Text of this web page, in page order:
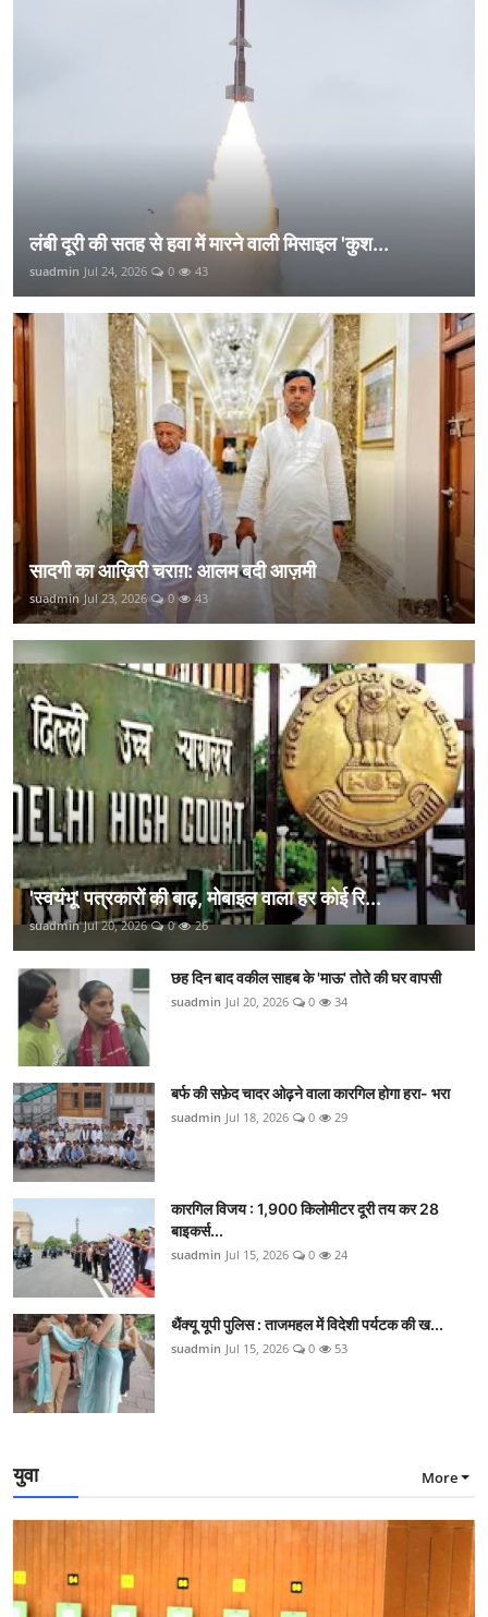
लंबी दूरी की सतह से हवा में मारने वाली मिसाइल 'कुश...
suadmin Jul 24, 2026 0 43
सादगी का आख़िरी चराग़: आलम बदी आज़मी
suadmin Jul 23, 2026 0 43
'स्वयंभू' पत्रकारों की बाढ़, मोबाइल वाला हर कोई रि...
suadmin Jul 20, 2026 0 26
छह दिन बाद वकील साहब के 'माऊ' तोते की घर वापसी
suadmin Jul 20, 2026 0 34
बर्फ की सफ़ेद चादर ओढ़ने वाला कारगिल होगा हरा- भरा
suadmin Jul 18, 2026 0 29
कारगिल विजय : 1,900 किलोमीटर दूरी तय कर 28
बाइकर्स...
suadmin Jul 15, 2026 0 24
थैंक्यू यूपी पुलिस : ताजमहल में विदेशी पर्यटक की ख...
suadmin Jul 15, 2026 0 53
युवा More